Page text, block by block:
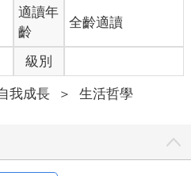
種心的立足點。
心，以別人為中心，以優劣為中
力放在「我在別人或社會眼中看
社會的視角」來看自己。正因為
和世界，當然就看不見人生還可
適讀年
齡
全齡適讀
級別
我成長 ＞ 生活哲學